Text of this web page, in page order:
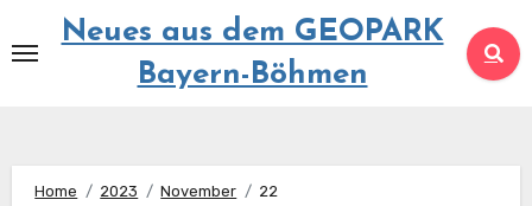
Springe
zum
Neues aus dem GEOPARK
Bayern-Böhmen
Home 2023 November 22